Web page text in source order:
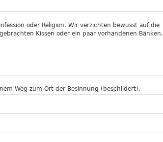
oder Religion. Wir verzichten bewusst auf die
Kissen oder ein paar vorhandenen Bänken.
Weg zum Ort der Besinnung (beschildert).